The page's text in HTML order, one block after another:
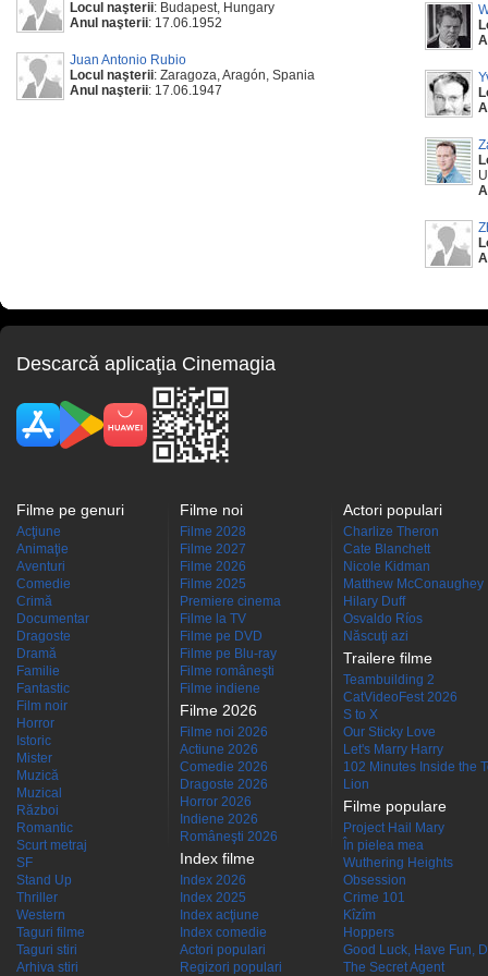
Locul naşterii: Budapest, Hungary
Anul naşterii: 17.06.1952
Juan Antonio Rubio
Locul naşterii: Zaragoza, Aragón, Spania
Anul naşterii: 17.06.1947
Descarcă aplicaţia Cinemagia
Filme pe genuri
Acţiune
Animaţie
Aventuri
Comedie
Crimă
Documentar
Dragoste
Dramă
Familie
Fantastic
Film noir
Horror
Istoric
Mister
Muzică
Muzical
Război
Romantic
Scurt metraj
SF
Stand Up
Thriller
Western
Taguri filme
Taguri stiri
Arhiva stiri
Filme noi
Filme 2028
Filme 2027
Filme 2026
Filme 2025
Premiere cinema
Filme la TV
Filme pe DVD
Filme pe Blu-ray
Filme româneşti
Filme indiene
Filme 2026
Filme noi 2026
Actiune 2026
Comedie 2026
Dragoste 2026
Horror 2026
Indiene 2026
Româneşti 2026
Index filme
Index 2026
Index 2025
Index acţiune
Index comedie
Actori populari
Regizori populari
Actori populari
Charlize Theron
Cate Blanchett
Nicole Kidman
Matthew McConaughey
Hilary Duff
Osvaldo Ríos
Născuţi azi
Trailere filme
Teambuilding 2
CatVideoFest 2026
S to X
Our Sticky Love
Let's Marry Harry
102 Minutes Inside the
Lion
Filme populare
Project Hail Mary
În pielea mea
Wuthering Heights
Obsession
Crime 101
Kîzîm
Hoppers
Good Luck, Have Fun,
The Secret Agent